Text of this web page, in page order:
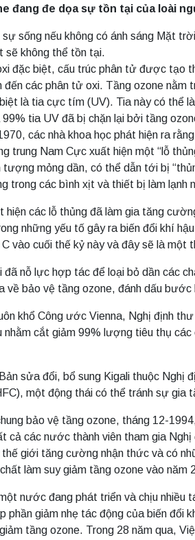
đang đe dọa sự tồn tại của loài
sống nếu không có ánh sáng Mặt
sẽ không thể tồn tại.
đặc biệt, cấu trúc phân tử được tạo
các phân tử oxi. Tầng ozone nằm
là tia cực tím (UV). Tia này có thể
tia UV đã bị chặn lại bởi tầng
các nhà khoa học phát hiện ra
trung Nam Cực xuất hiện một “lỗ
mỏng dần, có thể dẫn tới bị
trong các bình xịt và thiết bị làm lạnh
hiện các lỗ thủng đã làm gia tăng
những yếu tố gây ra biến đổi khí
vào cuối thế kỷ này và đây sẽ là một
nỗ lực hợp tác để loại bỏ dần các
về bảo vệ tầng ozone, đánh dấu
khổ Công ước Vienna, Nghị định
nhằm cắt giảm 99% lượng tiêu thụ
sửa đổi, bổ sung Kigali thuộc Nghị
một động thái có thể tránh sự gia
bảo vệ tầng ozone, tháng 12-
cả các nước thành viên tham gia
giới tăng cường nhận thức và có
làm suy giảm tầng ozone vào năm
nước đang phát triển và chịu
phần giảm nhẹ tác động của biến đổi
tầng ozone. Trong 28 năm qua,